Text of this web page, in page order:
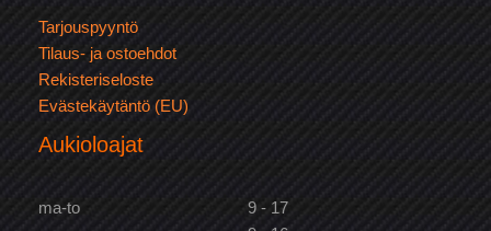
Tarjouspyyntö
Tilaus- ja ostoehdot
Rekisteriseloste
Evästekäytäntö (EU)
Aukioloajat
ma-to
9 - 17